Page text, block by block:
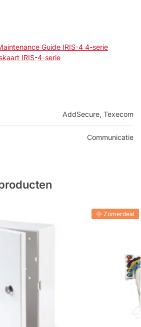
Guide IRIS-4 4-serie
IRIS-4-serie
AddSecure, Texecom
Communicatie
🌞 Zomerdeal